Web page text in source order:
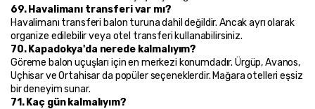
69. Havalimanı transferi var mı?
Havalimanı transferi balon turuna dahil değildir. Ancak ayrı olarak
organize edilebilir veya otel transferi kullanabilirsiniz.
70. Kapadokya'da nerede kalmalıyım?
Göreme balon uçuşları için en merkezi konumdadır. Ürgüp, Avanos,
Uçhisar ve Ortahisar da popüler seçeneklerdir. Mağara otelleri eşsiz
bir deneyim sunar.
71. Kaç gün kalmalıyım?